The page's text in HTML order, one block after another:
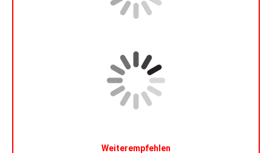
Weiterempfehlen